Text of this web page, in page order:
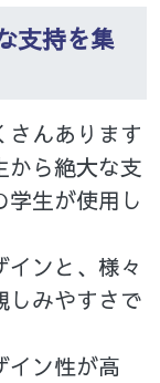
支持を集
さんあります
から絶大な支
生が使用し
ンと、様々
しみやすさで
イン性が高